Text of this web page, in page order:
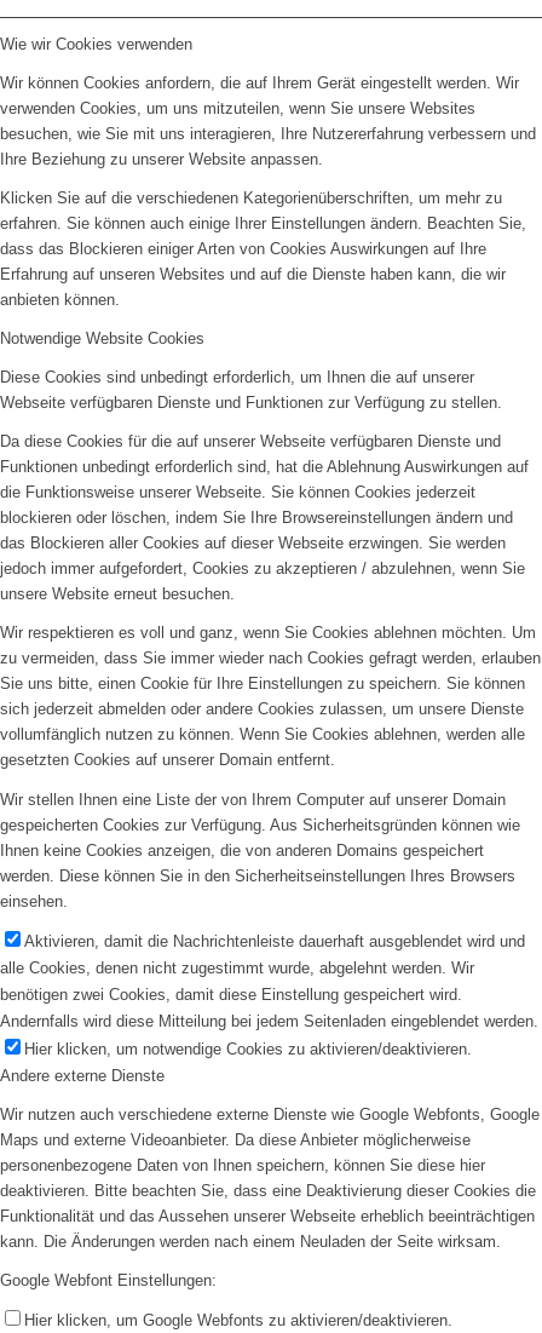
Wie wir Cookies verwenden
Wir können Cookies anfordern, die auf Ihrem Gerät eingestellt werden. Wir
verwenden Cookies, um uns mitzuteilen, wenn Sie unsere Websites
besuchen, wie Sie mit uns interagieren, Ihre Nutzererfahrung verbessern und
Ihre Beziehung zu unserer Website anpassen.
Klicken Sie auf die verschiedenen Kategorienüberschriften, um mehr zu
erfahren. Sie können auch einige Ihrer Einstellungen ändern. Beachten Sie,
dass das Blockieren einiger Arten von Cookies Auswirkungen auf Ihre
Erfahrung auf unseren Websites und auf die Dienste haben kann, die wir
anbieten können.
Notwendige Website Cookies
Diese Cookies sind unbedingt erforderlich, um Ihnen die auf unserer
Webseite verfügbaren Dienste und Funktionen zur Verfügung zu stellen.
Da diese Cookies für die auf unserer Webseite verfügbaren Dienste und
Funktionen unbedingt erforderlich sind, hat die Ablehnung Auswirkungen auf
die Funktionsweise unserer Webseite. Sie können Cookies jederzeit
blockieren oder löschen, indem Sie Ihre Browsereinstellungen ändern und
das Blockieren aller Cookies auf dieser Webseite erzwingen. Sie werden
jedoch immer aufgefordert, Cookies zu akzeptieren / abzulehnen, wenn Sie
unsere Website erneut besuchen.
Wir respektieren es voll und ganz, wenn Sie Cookies ablehnen möchten. Um
zu vermeiden, dass Sie immer wieder nach Cookies gefragt werden, erlauben
Sie uns bitte, einen Cookie für Ihre Einstellungen zu speichern. Sie können
sich jederzeit abmelden oder andere Cookies zulassen, um unsere Dienste
vollumfänglich nutzen zu können. Wenn Sie Cookies ablehnen, werden alle
gesetzten Cookies auf unserer Domain entfernt.
Wir stellen Ihnen eine Liste der von Ihrem Computer auf unserer Domain
gespeicherten Cookies zur Verfügung. Aus Sicherheitsgründen können wie
Ihnen keine Cookies anzeigen, die von anderen Domains gespeichert
werden. Diese können Sie in den Sicherheitseinstellungen Ihres Browsers
einsehen.
Aktivieren, damit die Nachrichtenleiste dauerhaft ausgeblendet wird und
alle Cookies, denen nicht zugestimmt wurde, abgelehnt werden. Wir
benötigen zwei Cookies, damit diese Einstellung gespeichert wird.
Andernfalls wird diese Mitteilung bei jedem Seitenladen eingeblendet werden.
Hier klicken, um notwendige Cookies zu aktivieren/deaktivieren.
Andere externe Dienste
Wir nutzen auch verschiedene externe Dienste wie Google Webfonts, Google
Maps und externe Videoanbieter. Da diese Anbieter möglicherweise
personenbezogene Daten von Ihnen speichern, können Sie diese hier
deaktivieren. Bitte beachten Sie, dass eine Deaktivierung dieser Cookies die
Funktionalität und das Aussehen unserer Webseite erheblich beeinträchtigen
kann. Die Änderungen werden nach einem Neuladen der Seite wirksam.
Google Webfont Einstellungen:
Hier klicken, um Google Webfonts zu aktivieren/deaktivieren.